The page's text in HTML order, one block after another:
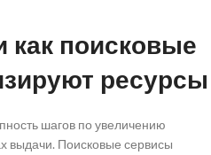
как поисковые
ресурсы
шагов по увеличению
выдачи. Поисковые сервисы